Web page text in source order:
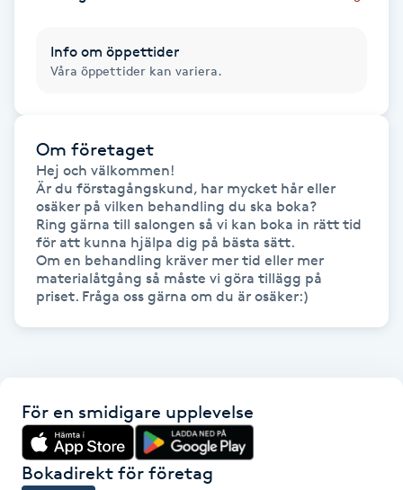
Gravidyoga
Gua Sha-massage
Hatha Yoga
Headspa
Healing
HIFU
Hollywood Peel
Info om öppettider
Våra öppettider kan variera.
Om företaget
Hej och välkommen!
Är du förstagångskund, har mycket hår eller
osäker på vilken behandling du ska boka?
Ring gärna till salongen så vi kan boka in rätt tid
för att kunna hjälpa dig på bästa sätt.
Om en behandling kräver mer tid eller mer
materialåtgång så måste vi göra tillägg på
priset. Fråga oss gärna om du är osäker:)
För en smidigare upplevelse
Bokadirekt för företag